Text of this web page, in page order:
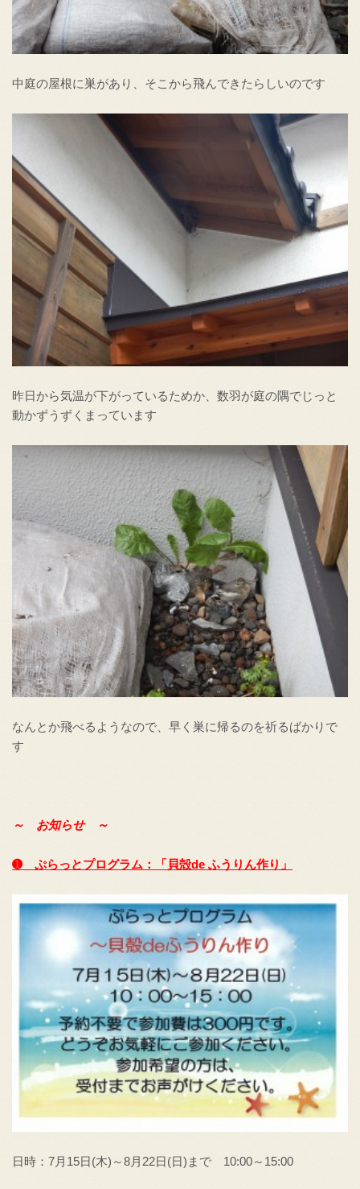
中庭の屋根に巣があり、そこから飛んできたらしいのです
昨日から気温が下がっているためか、数羽が庭の隅でじっと
動かずうずくまっています
なんとか飛べるようなので、早く巣に帰るのを祈るばかりで
す
～ お知らせ ～
➊ ぷらっとプログラム：「貝殻de ふうりん作り 」
日時：7月15日(木)～8月22日(日)まで 10:00～15:00